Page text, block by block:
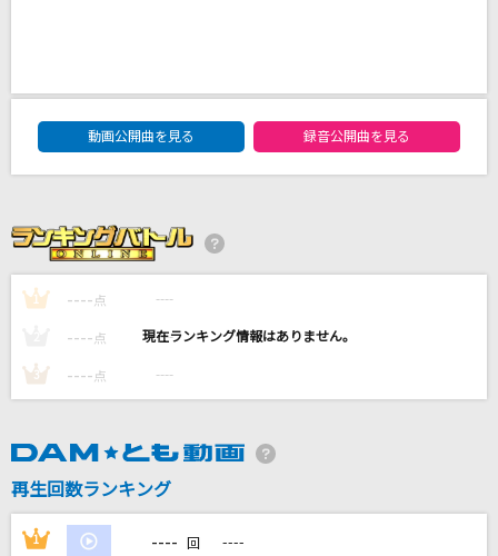
PLAY THE GAME
aiko
KING
雪の華
Uru
DAM★ともボーカルエントリーランキング
動画公開曲を見る
録音公開曲を見る
1 ---- 点 ----
---- 点 ----
3 ---- 点 ----
再生回数ランキング
1 ---- 回 ----